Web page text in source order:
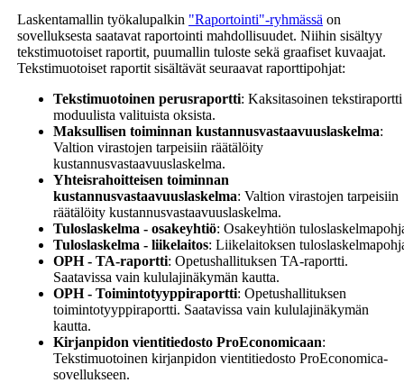
Laskentamallin työkalupalkin "Raportointi"-ryhmässä on
sovelluksesta saatavat raportointi mahdollisuudet. Niihin sisältyy
tekstimuotoiset raportit, puumallin tuloste sekä graafiset kuvaajat.
Tekstimuotoiset raportit sisältävät seuraavat raporttipohjat:
Tekstimuotoinen perusraportti: Kaksitasoinen tekstiraportti
moduulista valituista oksista.
Maksullisen toiminnan kustannusvastaavuuslaskelma:
Valtion virastojen tarpeisiin räätälöity
kustannusvastaavuuslaskelma.
Yhteisrahoitteisen toiminnan
kustannusvastaavuuslaskelma: Valtion virastojen tarpeisiin
räätälöity kustannusvastaavuuslaskelma.
Tuloslaskelma - osakeyhtiö: Osakeyhtiön
Tuloslaskelma - liikelaitos: Liikelaitoksen
OPH - TA-raportti: Opetushallituksen TA-raportti.
Saatavissa vain kululajinäkymän kautta.
OPH - Toimintotyyppiraportti: Opetushallituksen
toimintotyyppiraportti. Saatavissa vain kululajinäkymän
kautta.
Kirjanpidon vientitiedosto ProEconomicaan:
Tekstimuotoinen kirjanpidon vientitiedosto ProEconomica-
sovellukseen.